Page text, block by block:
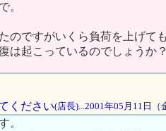
。
のですがいくら負荷を上げて
は起こっているのでしょうか？
ください(店長)...2001年05月11日（
。